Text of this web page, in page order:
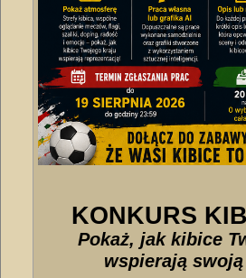
KONKURS
Pokaż, jak kibice
wspierają